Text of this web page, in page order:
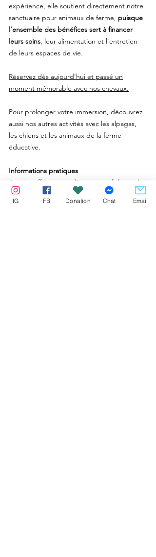
expérience, elle soutient directement notre
sanctuaire pour animaux de ferme, puisque
l’ensemble des bénéfices sert à financer
leurs soins , leur alimentation et l’entretien
de leurs espaces de vie.
Réservez dès aujourd'hui et passé un
moment mémorable avec nos chevaux.
Pour prolonger votre immersion, découvrez
aussi nos autres activités avec les alpagas,
les chiens et les animaux de la ferme
éducative.
Informations pratiques
Activité offerte toute l’année, sauf durant la
fonte des neiges.
Randonnée principalement au pas, avec
IG FB Donation Chat Email